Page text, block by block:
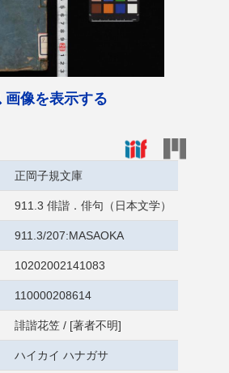
画像を表示する
正岡子規文庫
911.3 俳諧．俳句（日本文学）
911.3/207:MASAOKA
10202002141083
110000208614
誹諧花笠 / [著者不明]
ハイカイ ハナガサ